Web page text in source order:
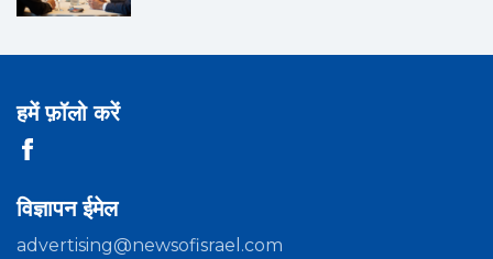
हमें फ़ॉलो करें
विज्ञापन ईमेल
advertising@newsofisrael.com